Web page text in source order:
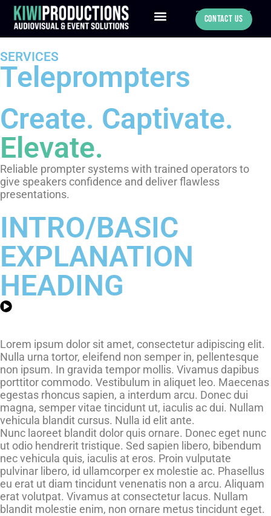
780-886-0547
Contact Us
SERVICES
Teleprompters
Create. Captivate.
Elevate.
Reliable prompter systems with trained operators to
give speakers confidence and deliver flawless
presentations.
INTRO/BASIC
EXPLANATION
HEADING
Lorem ipsum dolor sit amet, consectetur adipiscing elit.
Nulla urna tortor, eleifend non semper in, pellentesque
non ipsum. In gravida tempor mollis. Vivamus dapibus
porttitor commodo. Vestibulum in aliquet leo. Maecenas
egestas rhoncus sapien, a interdum arcu. Donec dui
magna, semper vitae tincidunt ut, iaculis ac dui. Nullam
vehicula blandit cursus. Nulla id elit ante.
Nunc laoreet blandit dolor quis ornare. Donec eget nunc
ut odio hendrerit tristique. Sed sapien libero, bibendum
nec vehicula quis, iaculis at eros. Proin vulputate
pulvinar libero, id ullamcorper ex molestie ac. Phasellus
eu erat ut diam tincidunt venenatis non a arcu. Aliquam
erat volutpat. Vivamus at consectetur lacus. Nullam
blandit molestie enim, non ornare metus tincidunt eget.